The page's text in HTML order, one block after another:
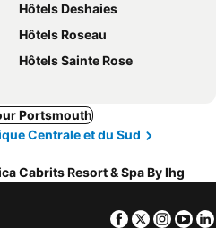
Hôtels Deshaies
Hôtels Roseau
Hôtels Sainte Rose
Portsmouth
Centrale et du Sud
Cabrits Resort & Spa By Ihg
Facebook
Twitter